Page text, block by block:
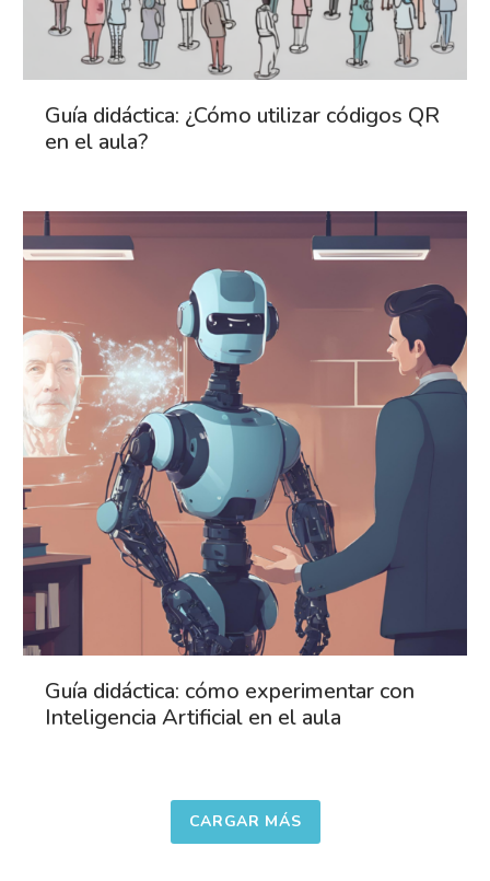
Guía didáctica: ¿Cómo utilizar códigos QR
en el aula?
Guía didáctica: cómo experimentar con
Inteligencia Artificial en el aula
CARGAR MÁS